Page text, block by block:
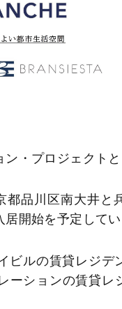
・プロジェクトと
品川区南大井と
開始を予定してい
ルの賃貸レジデ
ーションの賃貸